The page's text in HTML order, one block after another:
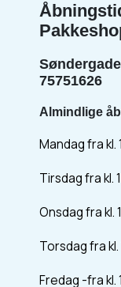
75751626
Almindlige
Mandag fra kl.
Tirsdag fra kl.
Onsdag fra kl.
Torsdag fra kl.
Fredag -fra kl.